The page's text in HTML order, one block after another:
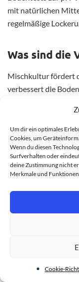
Um dir ein optimales
Cookies, um
Wenn du diesen
Surfverhalten oder
deine Zustimmung nicht
Merkmale und
Cookie-
mit natürlichen
regelmäßige
Was sind die
Mischkultur fördert
verbessert die
gegenseitig positiv
austauschen oder
Wie oft muss
Die
Gemüsesorte,
Grundsätzlich
2-3 Mal pro Woche